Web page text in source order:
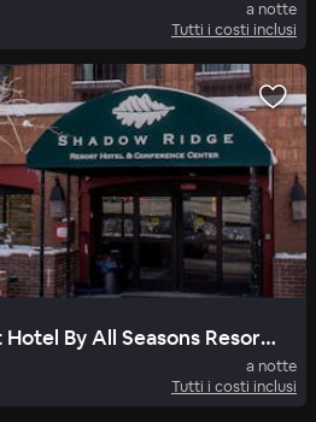
a notte
Tutti i costi inclusi
Shadow Ridge Resort Hotel By All Seasons Resort Lodging
a notte
Tutti i costi inclusi